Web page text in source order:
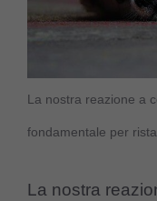
La nostra reazione a
fondamentale per
La nostra